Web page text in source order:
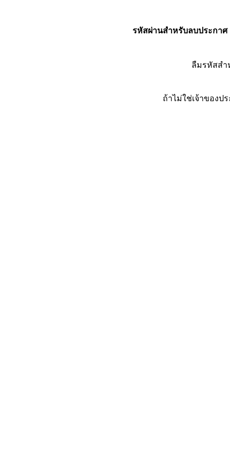
รหัสผ่านสำหรับลบประกาศ
ลืมรหัสส
ถ้าไม่ใช่เจ้าของป